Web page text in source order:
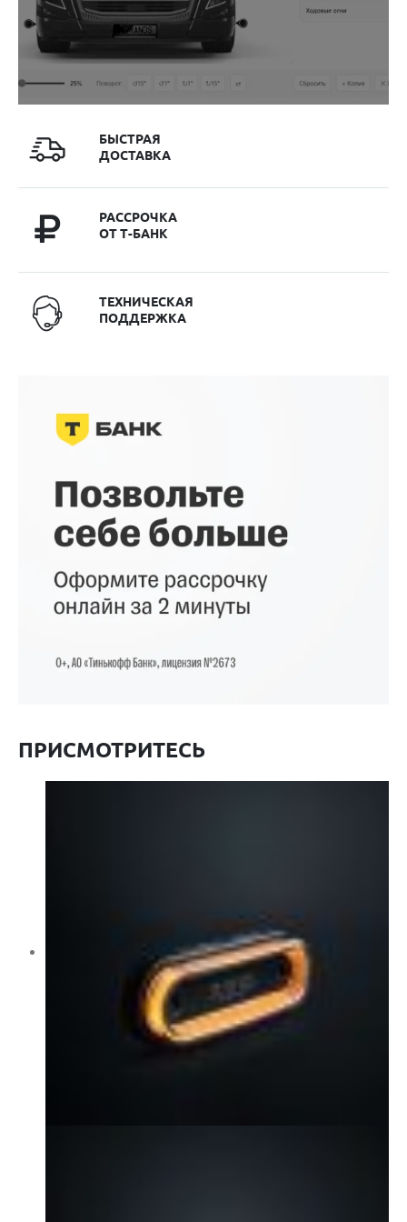
БЫСТРАЯ
ДОСТАВКА
РАССРОЧКА
ОТ Т-БАНК
ТЕХНИЧЕСКАЯ
ПОДДЕРЖКА
ПРИСМОТРИТЕСЬ